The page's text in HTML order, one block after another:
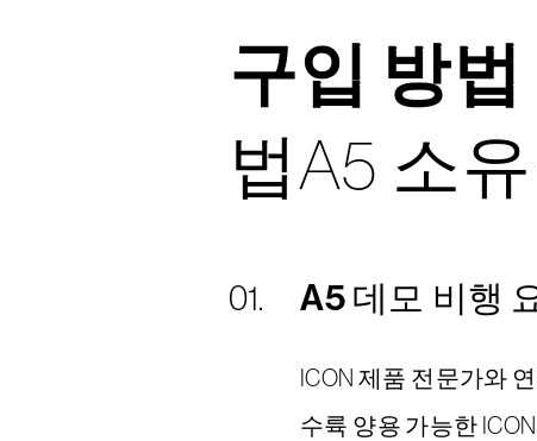
구입 방법
법A5 소
A5 데모 비행
ICON 제품 전문가와
수륙 양용 가능한